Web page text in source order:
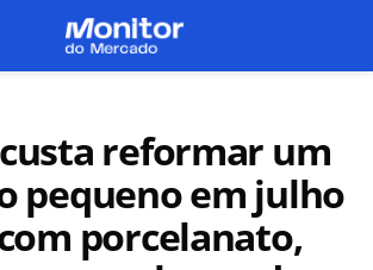
reformar um
pequeno em julho
porcelanato,